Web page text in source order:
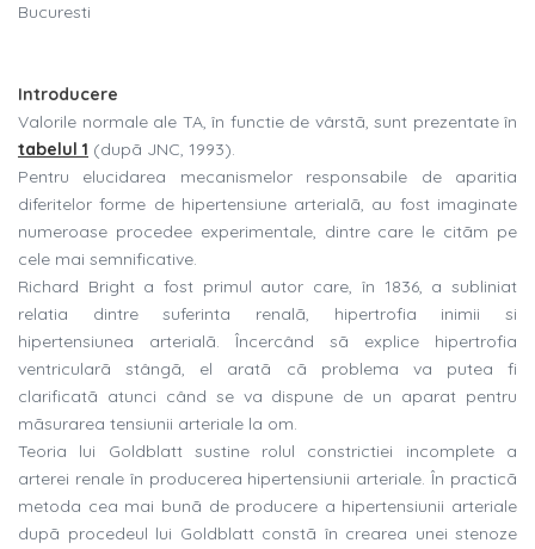
Bucuresti
Introducere
Valorile normale ale TA, în functie de vârstã, sunt prezentate în
tabelul 1 (dupã JNC, 1993).
Pentru elucidarea mecanismelor responsabile de aparitia
diferitelor forme de hipertensiune arterialã, au fost imaginate
numeroase procedee experimentale, dintre care le citãm pe
cele mai semnificative.
Richard Bright a fost primul autor care, în 1836, a subliniat
relatia dintre suferinta renalã, hipertrofia inimii si
hipertensiunea arterialã. Încercând sã explice hipertrofia
ventricularã stângã, el aratã cã problema va putea fi
clarificatã atunci când se va dispune de un aparat pentru
mãsurarea tensiunii arteriale la om.
Teoria lui Goldblatt sustine rolul constrictiei incomplete a
arterei renale în producerea hipertensiunii arteriale. În practicã
metoda cea mai bunã de producere a hipertensiunii arteriale
dupã procedeul lui Goldblatt constã în crearea unei stenoze